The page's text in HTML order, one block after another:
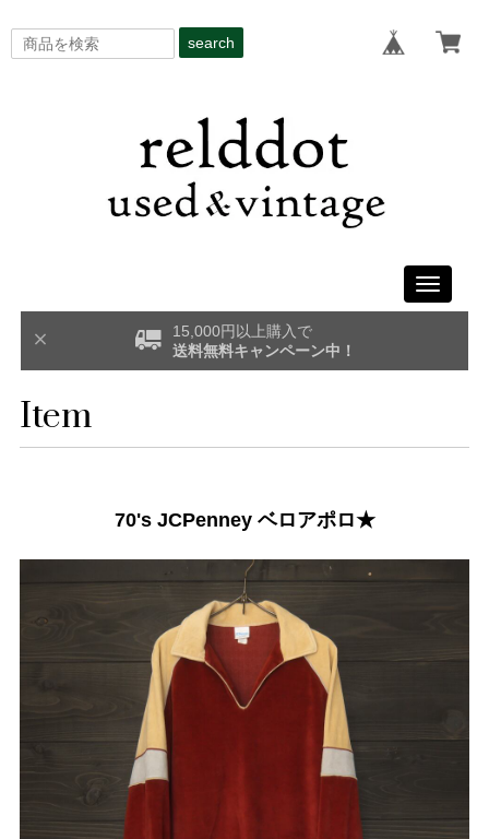
search
Toggle
15,000円以上購入で
送料無料キャンペーン中！
Item
70's JCPenney ベロアポロ★